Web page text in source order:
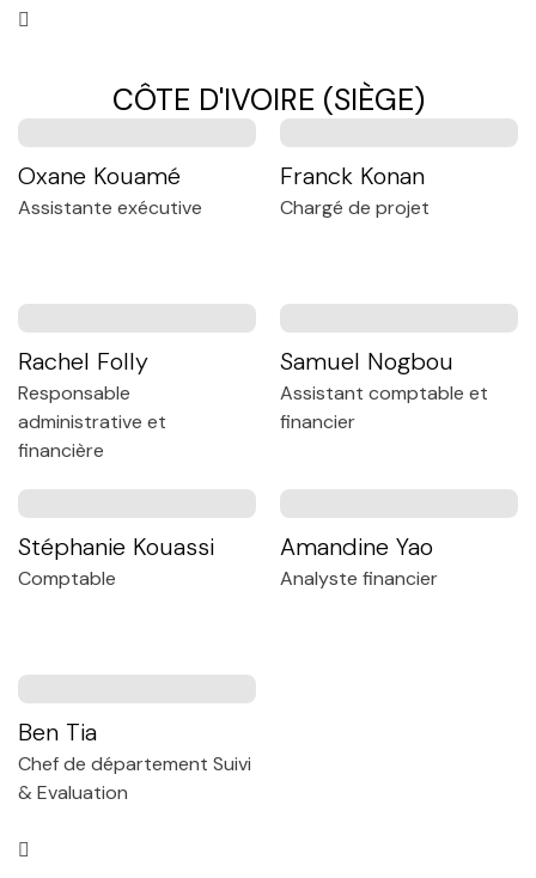
CÔTE D'IVOIRE (SIÈGE)
Oxane Kouamé
Assistante exécutive
Franck Konan
Chargé de projet
Rachel Folly
Responsable
administrative et
financière
Samuel Nogbou
Assistant comptable et
financier
Stéphanie Kouassi
Comptable
Amandine Yao
Analyste financier
Ben Tia
Chef de département Suivi
& Evaluation